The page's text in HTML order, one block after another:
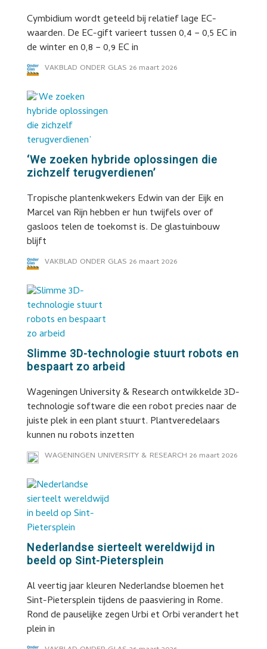
Cymbidium wordt geteeld bij relatief lage EC-
waarden. De EC-gift varieert tussen 0,4 − 0,5 EC in
de winter en 0,8 − 0,9 EC in
VAKBLAD ONDER GLAS 26 maart 2026
‘We zoeken hybride oplossingen die
zichzelf terugverdienen’
Tropische plantenkwekers Edwin van der Eijk en
Marcel van Rijn hebben er hun twijfels over of
gasloos telen de toekomst is. De glastuinbouw
blijft
VAKBLAD ONDER GLAS 26 maart 2026
Slimme 3D-technologie stuurt robots en
bespaart zo arbeid
Wageningen University & Research ontwikkelde 3D-
technologie software die een robot precies naar de
juiste plek in een plant stuurt. Plantveredelaars
kunnen nu robots inzetten
WAGENINGEN UNIVERSITY & RESEARCH 26 maart 2026
Nederlandse sierteelt wereldwijd in
beeld op Sint-Pietersplein
Al veertig jaar kleuren Nederlandse bloemen het
Sint-Pietersplein tijdens de paasviering in Rome.
Rond de pauselijke zegen Urbi et Orbi verandert het
plein in